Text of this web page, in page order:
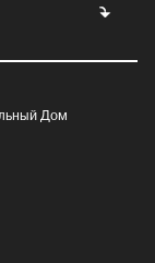
Дом